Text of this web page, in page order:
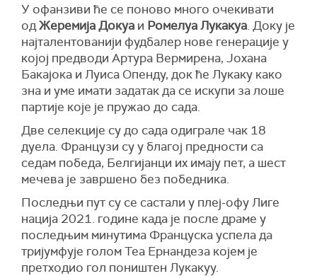
У офанзиви ће се поново много очекивати
одЖеремија Докуа и Ромелуа Лукакуа. Доку је
најталентованији фудбалер нове генерације у
којој предводи Артура Вермирена, Јохана
Бакајока и Луиса Опенду, док ће Лукаку како
зна и уме имати задатак да се искупи за лоше
партије које је пружао до сада.
Две селекције су до сада одиграле чак 18
дуела. Французи су у благој предности са
седам победа, Белгијанци их имају пет, а шест
мечева је завршено без победника.
Последњи пут су се састали у плеј-офу Лиге
нација 2021. године када је после драме у
последњим минутима Француска успела да
тријумфује голом Теа Ернандеза којем је
претходио гол поништен Лукакуу.